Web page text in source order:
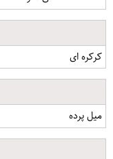
کرکره ای
میل پرده